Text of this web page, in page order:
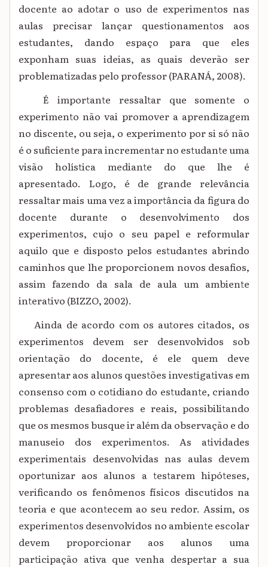
docente ao adotar o uso de experimentos nas
aulas precisar lançar questionamentos aos
estudantes, dando espaço para que eles
exponham suas ideias, as quais deverão ser
problematizadas pelo professor (PARANÁ, 2008).
É importante ressaltar que somente o
experimento não vai promover a aprendizagem
no discente, ou seja, o experimento por si só não
é o suficiente para incrementar no estudante uma
visão holística mediante do que lhe é
apresentado. Logo, é de grande relevância
ressaltar mais uma vez a importância da figura do
docente durante o desenvolvimento dos
experimentos, cujo o seu papel e reformular
aquilo que e disposto pelos estudantes abrindo
caminhos que lhe proporcionem novos desafios,
assim fazendo da sala de aula um ambiente
interativo (BIZZO, 2002).
Ainda de acordo com os autores citados, os
experimentos devem ser desenvolvidos sob
orientação do docente, é ele quem deve
apresentar aos alunos questões investigativas em
consenso com o cotidiano do estudante, criando
problemas desafiadores e reais, possibilitando
que os mesmos busque ir além da observação e do
manuseio dos experimentos. As atividades
experimentais desenvolvidas nas aulas devem
oportunizar aos alunos a testarem hipóteses,
verificando os fenômenos físicos discutidos na
teoria e que acontecem ao seu redor. Assim, os
experimentos desenvolvidos no ambiente escolar
devem proporcionar aos alunos uma
participação ativa que venha despertar a sua